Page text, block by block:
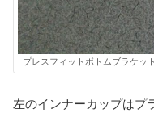
プレスフィットボトムブラケット
左のインナーカップはプ